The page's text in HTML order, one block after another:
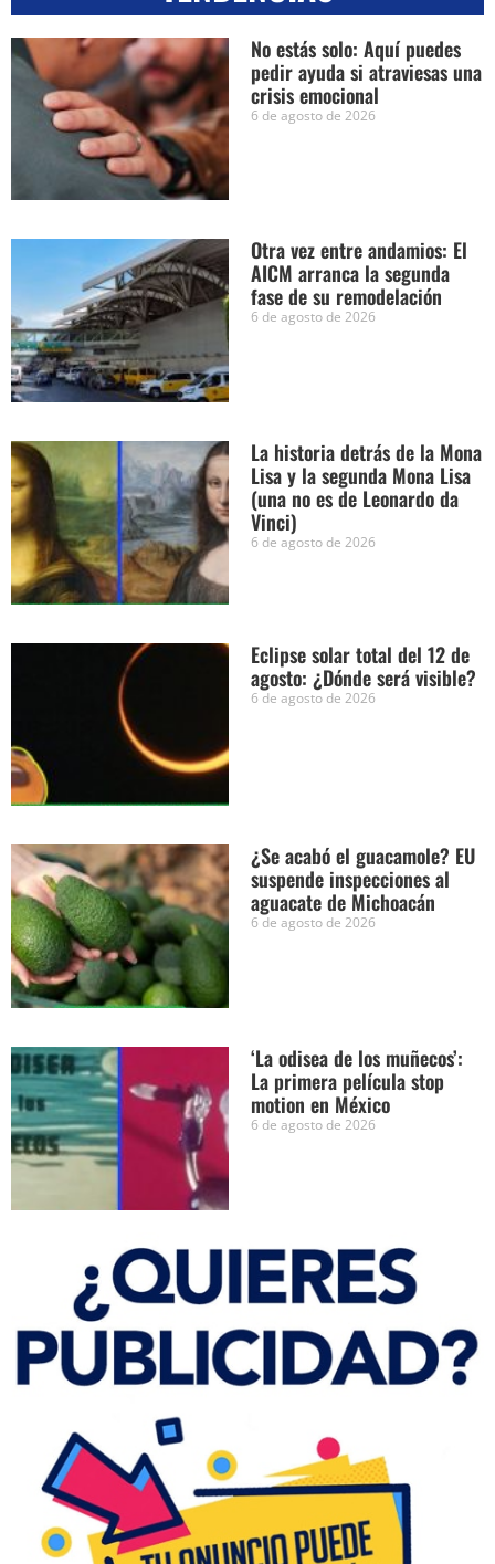
No estás solo: Aquí puedes
pedir ayuda si atraviesas una
crisis emocional
6 de agosto de 2026
Otra vez entre andamios: El
AICM arranca la segunda
fase de su remodelación
6 de agosto de 2026
La historia detrás de la Mona
Lisa y la segunda Mona Lisa
(una no es de Leonardo da
Vinci)
6 de agosto de 2026
Eclipse solar total del 12 de
agosto: ¿Dónde será visible?
6 de agosto de 2026
¿Se acabó el guacamole? EU
suspende inspecciones al
aguacate de Michoacán
6 de agosto de 2026
‘La odisea de los muñecos’:
La primera película stop
motion en México
6 de agosto de 2026